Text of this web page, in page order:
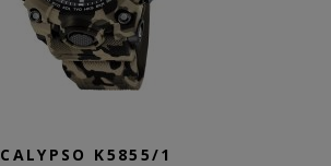
CALYPSO K5855/1